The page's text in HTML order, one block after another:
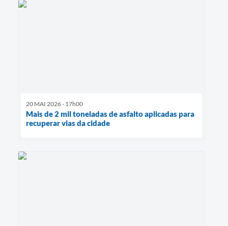
20 MAI 2026 - 17h00
Mais de 2 mil toneladas de asfalto aplicadas para
recuperar vias da cidade